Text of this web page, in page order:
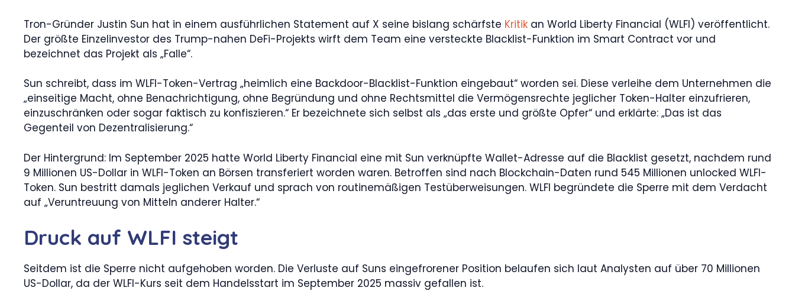
Tron-Gründer Justin Sun hat in einem ausführlichen Statement auf X seine bislang schärfste Kritik an World Liberty Financial (WLFI) veröffentlicht.
Der größte Einzelinvestor des Trump-nahen DeFi-Projekts wirft dem Team eine versteckte Blacklist-Funktion im Smart Contract vor und
bezeichnet das Projekt als „Falle“.
Sun schreibt, dass im WLFI-Token-Vertrag „heimlich eine Backdoor-Blacklist-Funktion eingebaut“ worden sei. Diese verleihe dem Unternehmen die
„einseitige Macht, ohne Benachrichtigung, ohne Begründung und ohne Rechtsmittel die Vermögensrechte jeglicher Token-Halter einzufrieren,
einzuschränken oder sogar faktisch zu konfiszieren.“ Er bezeichnete sich selbst als „das erste und größte Opfer“ und erklärte: „Das ist das
Gegenteil von Dezentralisierung.“
Der Hintergrund: Im September 2025 hatte World Liberty Financial eine mit Sun verknüpfte Wallet-Adresse auf die Blacklist gesetzt, nachdem rund
9 Millionen US-Dollar in WLFI-Token an Börsen transferiert worden waren. Betroffen sind nach Blockchain-Daten rund 545 Millionen unlocked WLFI-
Token. Sun bestritt damals jeglichen Verkauf und sprach von routinemäßigen Testüberweisungen. WLFI begründete die Sperre mit dem Verdacht
auf „Veruntreuung von Mitteln anderer Halter.“
Druck auf WLFI steigt
Seitdem ist die Sperre nicht aufgehoben worden. Die Verluste auf Suns eingefrorener Position belaufen sich laut Analysten auf über 70 Millionen
US-Dollar, da der WLFI-Kurs seit dem Handelsstart im September 2025 massiv gefallen ist.